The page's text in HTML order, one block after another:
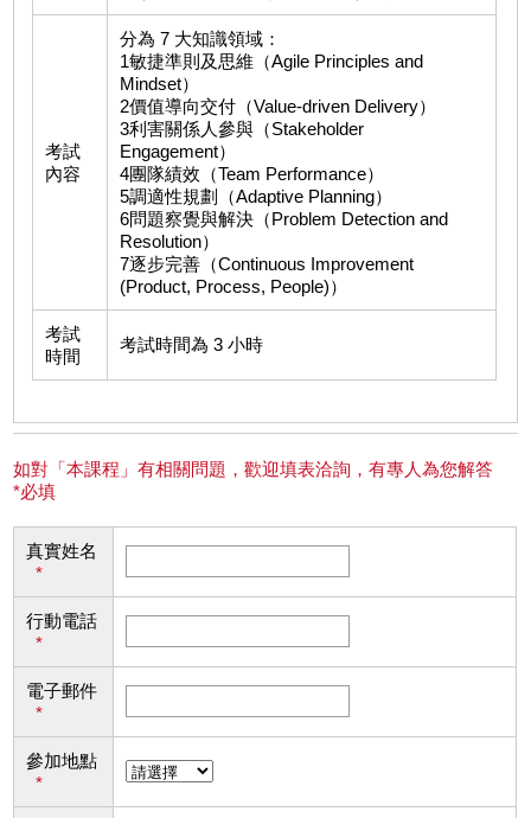
考試
內容
分為 7 大知識領域：
1敏捷準則及思維（Agile Principles and
Mindset）
2價值導向交付（Value-driven Delivery）
3利害關係人參與（Stakeholder
Engagement）
4團隊績效（Team Performance）
5調適性規劃（Adaptive Planning）
6問題察覺與解決（Problem Detection and
Resolution）
7逐步完善（Continuous Improvement
(Product, Process, People)）
考試
時間
考試時間為 3 小時
如對「本課程」有相關問題，歡迎填表洽詢，有專人為您解答
*必填
真實姓名
*
行動電話
*
電子郵件
*
參加地點
*